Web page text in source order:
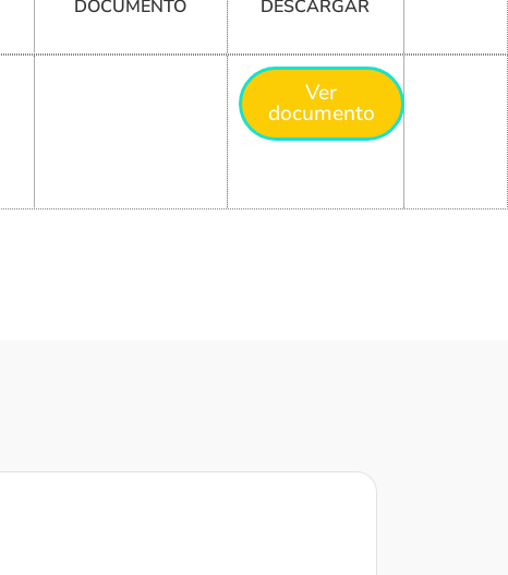
DOCUMENTO DESCARGAR
Ver
documento